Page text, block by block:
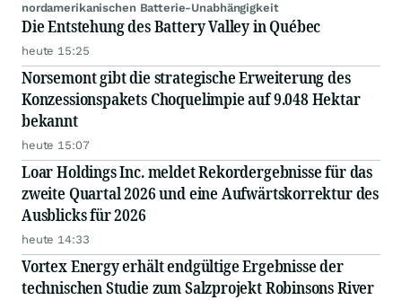
nordamerikanischen Batterie-Unabhängigkeit
Die Entstehung des Battery Valley in Québec
heute 15:25
Norsemont gibt die strategische Erweiterung des
Konzessionspakets Choquelimpie auf 9.048 Hektar
bekannt
heute 15:07
Loar Holdings Inc. meldet Rekordergebnisse für das
zweite Quartal 2026 und eine Aufwärtskorrektur des
Ausblicks für 2026
heute 14:33
Vortex Energy erhält endgültige Ergebnisse der
technischen Studie zum Salzprojekt Robinsons River